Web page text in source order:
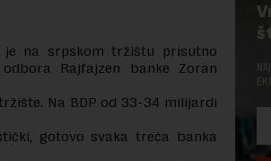
na srpskom tržištu prisutno
Rajfajzen banke Zoran
Na BDP od 33-34 milijardi
gotovo svaka treća banka